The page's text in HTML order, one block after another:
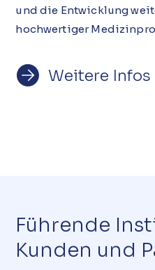
und die Entwicklung
hochwertiger
Weitere Infos
Führende
Kunden und